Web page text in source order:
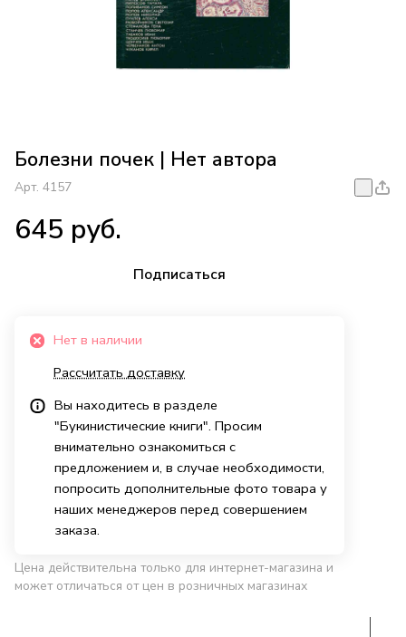
Болезни почек | Нет автора
Арт. 4157
645 руб.
Подписаться
Нет в наличии
Рассчитать доставку
Вы находитесь в разделе
"Букинистические книги". Просим
внимательно ознакомиться с
предложением и, в случае необходимости,
попросить дополнительные фото товара у
наших менеджеров перед совершением
заказа.
Цена действительна только для интернет-магазина и
может отличаться от цен в розничных магазинах